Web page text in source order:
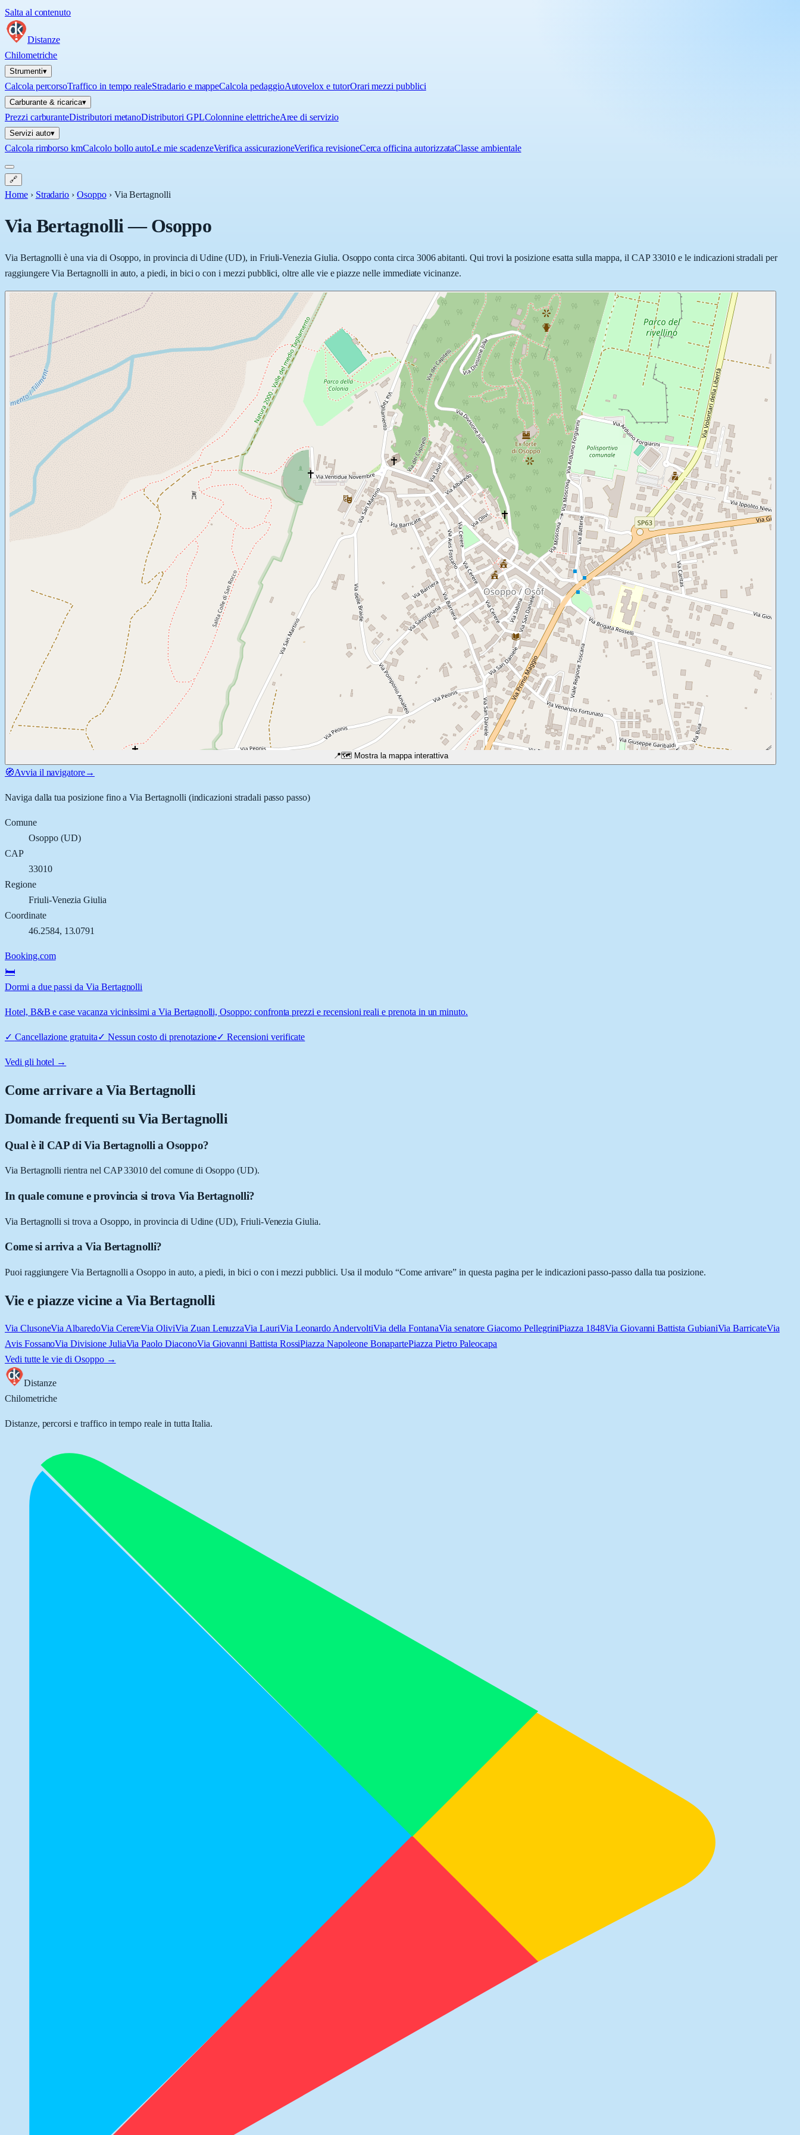
Salta al contenuto
Distanze
Chilometriche
Strumenti▾
Calcola percorsoTraffico in tempo realeStradario e mappeCalcola pedaggioAutovelox e tutorOrari mezzi pubblici
Carburante & ricarica▾
Prezzi carburanteDistributori metanoDistributori GPLColonnine elettricheAree di servizio
Servizi auto▾
Calcola rimborso kmCalcolo bollo autoLe mie scadenzeVerifica assicurazioneVerifica revisioneCerca officina autorizzataClasse ambientale
🔗
Home › Stradario › Osoppo › Via Bertagnolli
Via Bertagnolli—Osoppo
Via Bertagnolli è una via di Osoppo, in provincia di Udine (UD), in Friuli-Venezia Giulia. Osoppo conta circa 3006 abitanti. Qui trovi la posizione esatta sulla mappa, il CAP 33010 e le indicazioni stradali per
raggiungere Via Bertagnolli in auto, a piedi, in bici o con i mezzi pubblici, oltre alle vie e piazze nelle immediate vicinanze.
📍🗺️ Mostra la mappa interattiva
🧭Avvia il navigatore→
Naviga dalla tua posizione fino aVia Bertagnolli (indicazioni stradali passo passo)
Comune
Osoppo(UD)
CAP
33010
Regione
Friuli-Venezia Giulia
Coordinate
46.2584, 13.0791
Booking.com
🛏️
Dormi a due passi da Via Bertagnolli
Hotel, B&B e case vacanza vicinissimi a Via Bertagnolli, Osoppo: confronta prezzi e recensioni reali e prenota in un minuto.
✓ Cancellazione gratuita✓ Nessun costo di prenotazione✓Recensioni verificate
Vedi gli hotel →
Come arrivare aVia Bertagnolli
Domande frequenti su Via Bertagnolli
Qual è il CAP di Via Bertagnolli a Osoppo?
Via Bertagnolli rientra nel CAP 33010 del comune di Osoppo (UD).
In quale comune e provincia si trova Via Bertagnolli?
Via Bertagnolli si trova a Osoppo, in provincia di Udine (UD), Friuli-Venezia Giulia.
Come si arriva a Via Bertagnolli?
Puoi raggiungere Via Bertagnolli a Osoppo in auto, a piedi, in bici o con i mezzi pubblici. Usa il modulo “Come arrivare” in questa pagina per le indicazioni passo-passo dalla tua posizione.
Vie e piazze vicine a Via Bertagnolli
Via ClusoneVia AlbaredoVia CerereVia OliviVia Zuan LenuzzaVia LauriVia Leonardo AndervoltiVia della FontanaVia senatore Giacomo PellegriniPiazza 1848Via Giovanni Battista GubianiVia BarricateVia
Avis FossanoVia Divisione JuliaVia Paolo DiaconoVia Giovanni Battista RossiPiazza Napoleone BonapartePiazza Pietro Paleocapa
Vedi tutte le vie di Osoppo→
Distanze
Chilometriche
Distanze, percorsi e traffico in tempo reale in tutta Italia.